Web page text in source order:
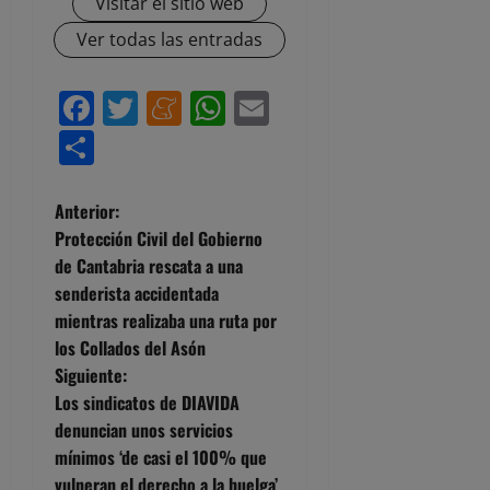
Ver todas las entradas
Facebook
Twitter
Meneame
WhatsApp
N
a
v
e
g
a
Anterior:
Protección Civil del Gobierno
de Cantabria rescata a una
senderista accidentada
mientras realizaba una ruta por
los Collados del Asón
Siguiente:
Los sindicatos de DIAVIDA
denuncian unos servicios
mínimos ‘de casi el 100% que
vulneran el derecho a la huelga’